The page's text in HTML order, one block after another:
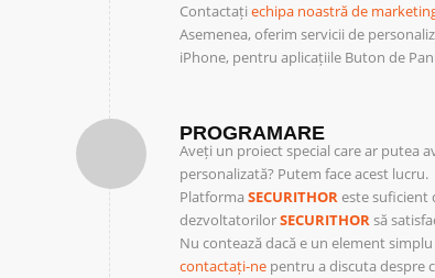
Contactați echipa noastră de
Asemenea, oferim servicii de
iPhone, pentru aplicațiile Buton de
PROGRAMARE
Aveți un proiect special care ar putea
personalizată? Putem face acest lucru.
Platforma SECURITHOReste suficient
dezvoltatorilorSECURITHORsă
Nu contează dacă e un element
contactați-ne pentru a discuta despre